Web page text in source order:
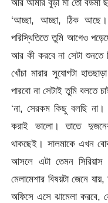
‘আচ্ছা, আচ্ছা, ঠিক
পরিস্থিতিতে তুমি আগেও
আর কী করবে না সেটা শুনতে
খোঁচা মারার সুযোগটা
পারবো না সেটাই তুমি বলতে
‘না, সেরকম কিছু বলছি না।
করাই ভালো। তাতে
থাকছেই। সালমাকে এখন
আসলে এটা তেমন
মেলামেশার বিষয়টা জেনে
অফিসে এসে ঝামেলা করবে,